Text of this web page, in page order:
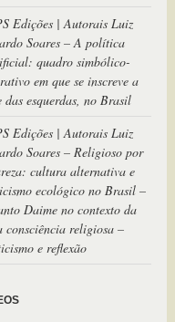
Edições | Autorais Luiz
Soares – A política
quadro simbólico-
em que se inscreve a
das esquerdas, no Brasil
Edições | Autorais Luiz
Soares – Religioso por
cultura alternativa e
ecológico no Brasil –
Daime no contexto da
consciência religiosa –
e reflexão